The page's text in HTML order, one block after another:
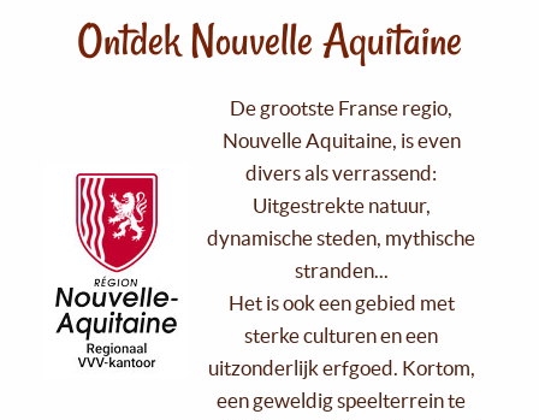
Ontdek Nouvelle Aquitaine
De grootste Franse regio,
Nouvelle Aquitaine, is even
divers als verrassend:
Uitgestrekte natuur,
dynamische steden, mythische
stranden...
Het is ook een gebied met
sterke culturen en een
uitzonderlijk erfgoed. Kortom,
een geweldig speelterrein te